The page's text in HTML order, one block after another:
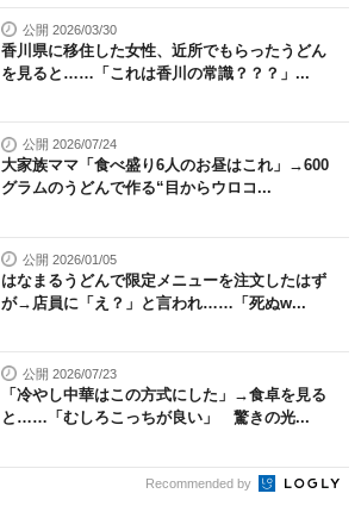
公開 2026/03/30
香川県に移住した女性、近所でもらったうどん
を見ると……「これは香川の常識？？？」...
公開 2026/07/24
大家族ママ「食べ盛り6人のお昼はこれ」→600
グラムのうどんで作る“目からウロコ...
公開 2026/01/05
はなまるうどんで限定メニューを注文したはず
が→店員に「え？」と言われ……「死ぬw...
公開 2026/07/23
「冷やし中華はこの方式にした」→食卓を見る
と……「むしろこっちが良い」 驚きの光...
Recommended by